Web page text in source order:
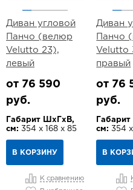
Диван угловой
Панчо (велюр
Velutto 23),
левый
от 76 590
руб.
Габарит ШхГхВ,
см: 354 х 168 х 85
В КОРЗИНУ
К сравнению
Диван
Панчо
Velutto
правый
от 76
руб.
см: 354
В